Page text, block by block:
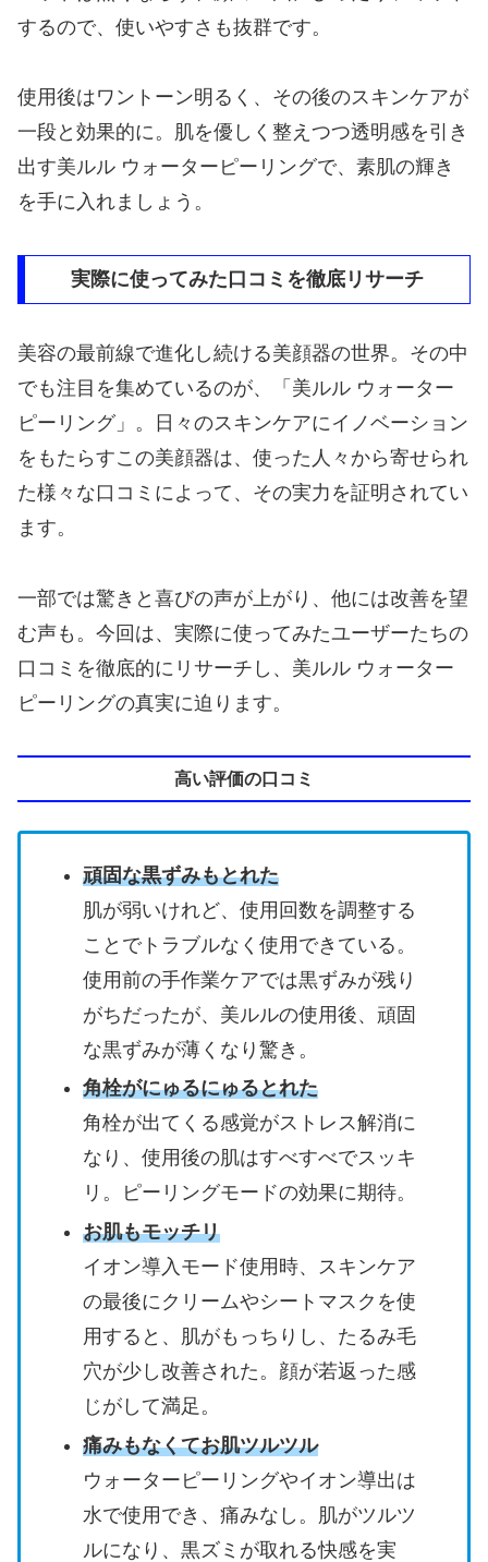
するので、使いやすさも抜群です。
使用後はワントーン明るく、その後のスキンケアが
一段と効果的に。肌を優しく整えつつ透明感を引き
出す美ルル ウォーターピーリングで、素肌の輝き
を手に入れましょう。
実際に使ってみた口コミを徹底リサーチ
美容の最前線で進化し続ける美顔器の世界。その中
でも注目を集めているのが、「美ルル ウォーター
ピーリング」。日々のスキンケアにイノベーション
をもたらすこの美顔器は、使った人々から寄せられ
た様々な口コミによって、その実力を証明されてい
ます。
一部では驚きと喜びの声が上がり、他には改善を望
む声も。今回は、実際に使ってみたユーザーたちの
口コミを徹底的にリサーチし、美ルル ウォーター
ピーリングの真実に迫ります。
高い評価の口コミ
頑固な黒ずみもとれた
肌が弱いけれど、使用回数を調整する
ことでトラブルなく使用できている。
使用前の手作業ケアでは黒ずみが残り
がちだったが、美ルルの使用後、頑固
な黒ずみが薄くなり驚き。
角栓がにゅるにゅるとれた
角栓が出てくる感覚がストレス解消に
なり、使用後の肌はすべすべでスッキ
リ。ピーリングモードの効果に期待。
お肌もモッチリ
イオン導入モード使用時、スキンケア
の最後にクリームやシートマスクを使
用すると、肌がもっちりし、たるみ毛
穴が少し改善された。顔が若返った感
じがして満足。
痛みもなくてお肌ツルツル
ウォーターピーリングやイオン導出は
水で使用でき、痛みなし。肌がツルツ
ルになり、黒ズミが取れる快感を実